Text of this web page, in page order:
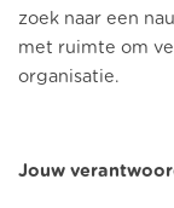
zoek naar een
met ruimte om
organisatie.
Jouw